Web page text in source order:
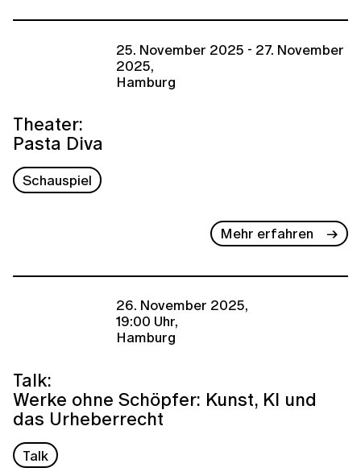
25. November 2025 - 27. November
2025,
Hamburg
Theater:
Pasta Diva
Schauspiel
Mehr erfahren
26. November 2025,
19:00 Uhr,
Hamburg
Talk:
Werke ohne Schöpfer: Kunst, KI und
das Urheberrecht
Talk